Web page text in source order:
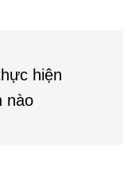
hiện
nào